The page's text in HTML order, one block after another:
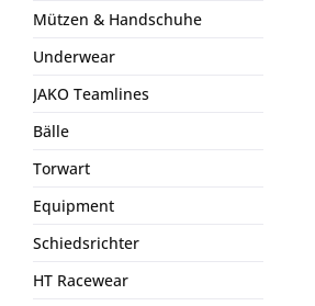
Mützen & Handschuhe
Underwear
JAKO Teamlines
Bälle
Torwart
Equipment
Schiedsrichter
HT Racewear